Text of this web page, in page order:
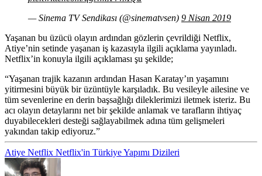
— Sinema TV Sendikası (@sinematvsen) 9 Nisan 2019
Yaşanan bu üzücü olayın ardından gözlerin çevrildiği Netflix,
Atiye’nin setinde yaşanan iş kazasıyla ilgili açıklama yayınladı.
Netflix’in konuyla ilgili açıklaması şu şekilde;
“Yaşanan trajik kazanın ardından Hasan Karatay’ın yaşamını
yitirmesini büyük bir üzüntüyle karşıladık. Bu vesileyle ailesine ve
tüm sevenlerine en derin başsağlığı dileklerimizi iletmek isteriz. Bu
acı olayın detaylarını net bir şekilde anlamak ve tarafların ihtiyaç
duyabilecekleri desteği sağlayabilmek adına tüm gelişmeleri
yakından takip ediyoruz.”
Atiye Netflix Netflix'in Türkiye Yapımı Dizileri